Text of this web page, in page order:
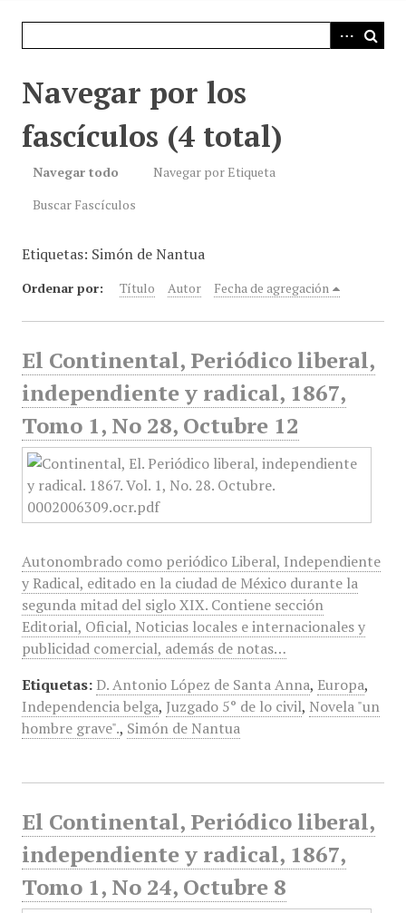
Navegar por los
fascículos (4 total)
Navegar todo
Navegar por Etiqueta
Buscar Fascículos
Etiquetas: Simón de Nantua
Ordenar por: Título Autor Fecha de agregación
El Continental, Periódico liberal,
independiente y radical, 1867,
Tomo 1, No 28, Octubre 12
Autonombrado como periódico Liberal, Independiente
y Radical, editado en la ciudad de México durante la
segunda mitad del siglo XIX. Contiene sección
Editorial, Oficial, Noticias locales e internacionales y
publicidad comercial, además de notas…
Etiquetas: D. Antonio López de Santa Anna, Europa,
Independencia belga, Juzgado 5° de lo civil, Novela "un
hombre grave"., Simón de Nantua
El Continental, Periódico liberal,
independiente y radical, 1867,
Tomo 1, No 24, Octubre 8